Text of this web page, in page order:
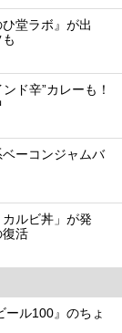
堂ラボ』が出
ド辛”カレーも！
ーコンジャムバ
カルビ丼」が発
復活
ール100』のちょ